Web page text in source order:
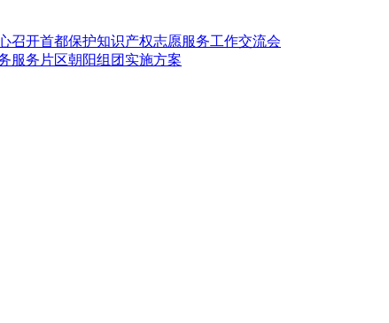
召开首都保护知识产权志愿服务工作交流会
服务片区朝阳组团实施方案